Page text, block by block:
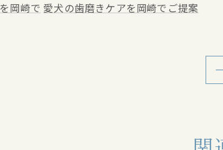
岡崎で 愛犬の歯磨きケアを岡崎でご提案